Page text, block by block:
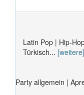
Latin Pop | Hip-
Türkisch... [weitere]
Party allgemein |